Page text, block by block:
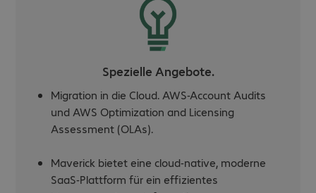
Spezielle Angebote.
Migration in die Cloud. AWS-Account Audits
und AWS Optimization and Licensing
Assessment (OLAs).
Maverick bietet eine cloud-native, moderne
SaaS-Plattform für ein effizientes